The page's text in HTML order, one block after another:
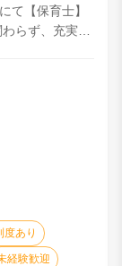
度あり
経験歓迎
て【保育士】
らず、充実し